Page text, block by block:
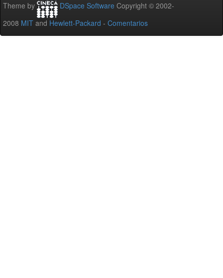
Theme by DSpace Software Copyright © 2002-
2008 MIT and Hewlett-Packard - Comentarios